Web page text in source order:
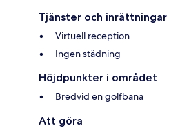
Tjänster och inrättningar
Virtuell reception
Ingen städning
Höjdpunkter i området
Bredvid en golfbana
Att göra